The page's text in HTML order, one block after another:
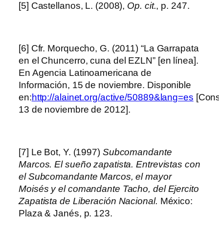
[5] Castellanos, L. (2008), Op. cit., p. 247.
[6] Cfr. Morquecho, G. (2011) “La Garrapata
en el Chuncerro, cuna del EZLN” [en línea].
En Agencia Latinoamericana de
Información, 15 de noviembre. Disponible
en:http://alainet.org/active/50889&lang=es
13 de noviembre de 2012].
[7] Le Bot, Y. (1997) Subcomandante
Marcos. El sueño zapatista. Entrevistas con
el Subcomandante Marcos, el mayor
Moisés y el comandante Tacho, del Ejercito
Zapatista de Liberación Nacional. México:
Plaza & Janés, p. 123.